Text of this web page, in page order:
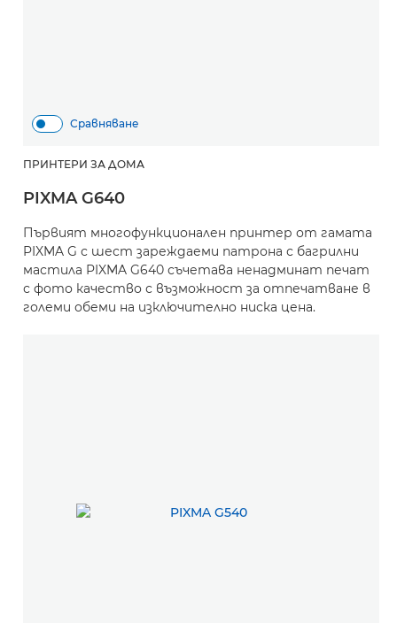
Сравняване
ПРИНТЕРИ ЗА ДОМА
PIXMA G640
Първият многофункционален принтер от гамата
PIXMA G с шест зареждаеми патрона с багрилни
мастила PIXMA G640 съчетава ненадминат печат
с фото качество с възможност за отпечатване в
големи обеми на изключително ниска цена.